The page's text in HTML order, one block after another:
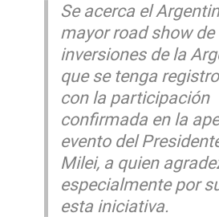
Se acerca el
mayor road show de
inversiones de la
que se tenga
con la participación
confirmada en la
evento del
Milei, a quien
especialmente por
esta iniciativa.